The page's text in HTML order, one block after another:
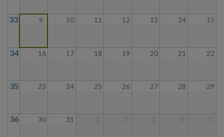
33 9 10 11 12 13 14 15
34 16 17 18 19 20 21 22
35 23 24 25 26 27 28 29
36 30 31 1 2 3 4 5